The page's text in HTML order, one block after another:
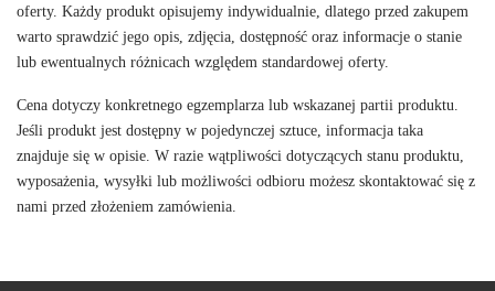
oferty. Każdy produkt opisujemy indywidualnie, dlatego przed zakupem
warto sprawdzić jego opis, zdjęcia, dostępność oraz informacje o stanie
lub ewentualnych różnicach względem standardowej oferty.
Cena dotyczy konkretnego egzemplarza lub wskazanej partii produktu.
Jeśli produkt jest dostępny w pojedynczej sztuce, informacja taka
znajduje się w opisie. W razie wątpliwości dotyczących stanu produktu,
wyposażenia, wysyłki lub możliwości odbioru możesz skontaktować się z
nami przed złożeniem zamówienia.